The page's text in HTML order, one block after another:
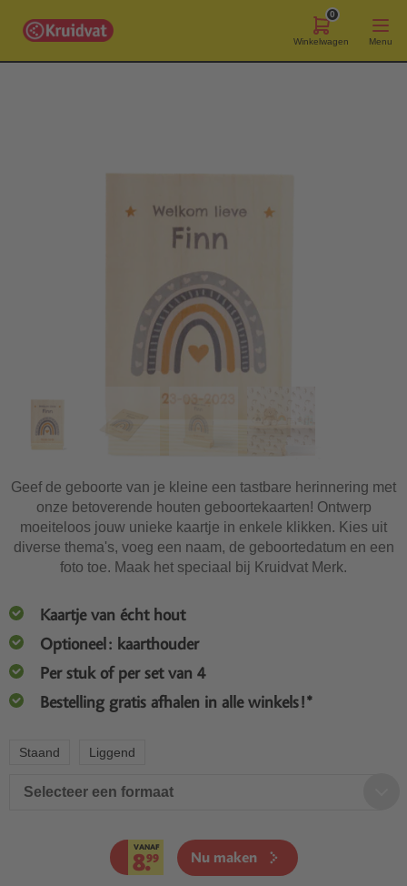
0
Winkelwagen Menu
Geef de geboorte van je kleine een tastbare herinnering met
onze betoverende houten geboortekaarten! Ontwerp
moeiteloos jouw unieke kaartje in enkele klikken. Kies uit
diverse thema's, voeg een naam, de geboortedatum en een
foto toe. Maak het speciaal bij Kruidvat Merk.
Kaartje van écht hout
Optioneel: kaarthouder
Per stuk of per set van 4
Bestelling gratis afhalen in alle winkels!*
Staand Liggend
Selecteer een formaat
VANAF
8.99 Nu maken